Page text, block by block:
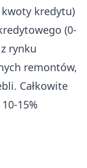
kwoty kredytu)
(0-
rynku
remontów,
Całkowite
15%